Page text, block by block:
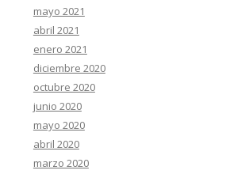
mayo 2021
abril 2021
enero 2021
diciembre 2020
octubre 2020
junio 2020
mayo 2020
abril 2020
marzo 2020